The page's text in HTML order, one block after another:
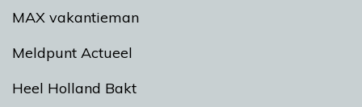
MAX vakantieman
Meldpunt Actueel
Heel Holland Bakt